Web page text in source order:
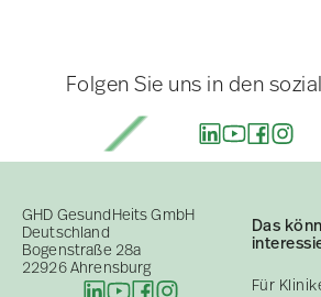
Folgen Sie uns in den
GHD GesundHeits GmbH
Deutschland
Bogenstraße 28a
22926 Ahrensburg
Das
Für